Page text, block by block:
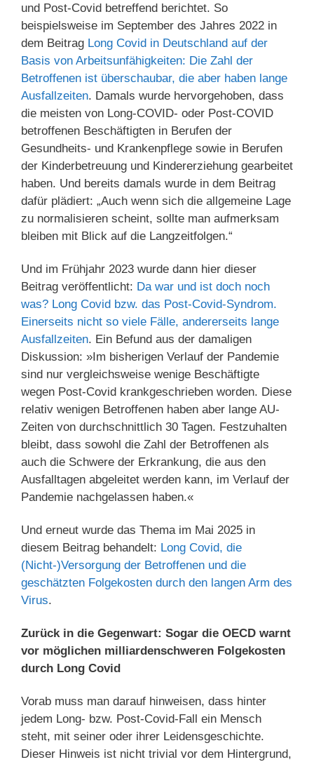
und Post-Covid betreffend berichtet. So
beispielsweise im September des Jahres 2022 in
dem Beitrag Long Covid in Deutschland auf der
Basis von Arbeitsunfähigkeiten: Die Zahl der
Betroffenen ist überschaubar, die aber haben lange
Ausfallzeiten. Damals wurde hervorgehoben, dass
die meisten von Long-COVID- oder Post-COVID
betroffenen Beschäftigten in Berufen der
Gesundheits- und Krankenpflege sowie in Berufen
der Kinderbetreuung und Kindererziehung gearbeitet
haben. Und bereits damals wurde in dem Beitrag
dafür plädiert: „Auch wenn sich die allgemeine Lage
zu normalisieren scheint, sollte man aufmerksam
bleiben mit Blick auf die Langzeitfolgen.“
Und im Frühjahr 2023 wurde dann hier dieser
Beitrag veröffentlicht: Da war und ist doch noch
was? Long Covid bzw. das Post-Covid-Syndrom.
Einerseits nicht so viele Fälle, andererseits lange
Ausfallzeiten. Ein Befund aus der damaligen
Diskussion: »Im bisherigen Verlauf der Pandemie
sind nur vergleichsweise wenige Beschäftigte
wegen Post-Covid krankgeschrieben worden. Diese
relativ wenigen Betroffenen haben aber lange AU-
Zeiten von durchschnittlich 30 Tagen. Festzuhalten
bleibt, dass sowohl die Zahl der Betroffenen als
auch die Schwere der Erkrankung, die aus den
Ausfalltagen abgeleitet werden kann, im Verlauf der
Pandemie nachgelassen haben.«
Und erneut wurde das Thema im Mai 2025 in
diesem Beitrag behandelt: Long Covid, die
(Nicht-)Versorgung der Betroffenen und die
geschätzten Folgekosten durch den langen Arm des
Virus.
Zurück in die Gegenwart: Sogar die OECD warnt
vor möglichen milliardenschweren Folgekosten
durch Long Covid
Vorab muss man darauf hinweisen, dass hinter
jedem Long- bzw. Post-Covid-Fall ein Mensch
steht, mit seiner oder ihrer Leidensgeschichte.
Dieser Hinweis ist nicht trivial vor dem Hintergrund,